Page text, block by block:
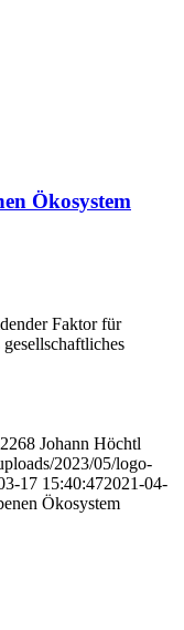
Ökosystem
Faktor für
2268 Johann Höchtl
2023/05/logo-
17 15:40:472021-04-
Ökosystem